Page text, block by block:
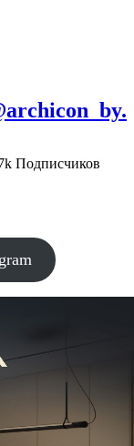
Подписчиков